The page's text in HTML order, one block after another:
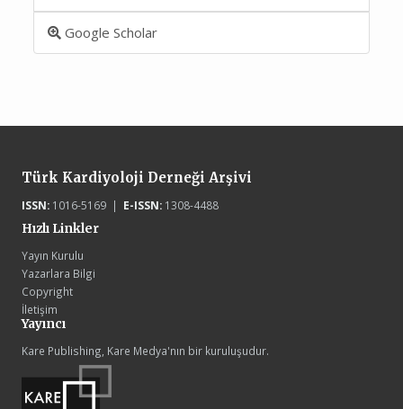
Google Scholar
Türk Kardiyoloji Derneği Arşivi
ISSN:1016-5169 | E-ISSN:1308-4488
Hızlı Linkler
Yayın Kurulu
Yazarlara Bilgi
Copyright
İletişim
Yayıncı
Kare Publishing, Kare Medya'nın bir kuruluşudur.